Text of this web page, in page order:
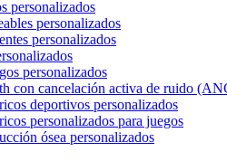
personalizados
personalizados
personalizados
personalizados
con cancelación activa de ruido
deportivos personalizados
personalizados para juegos
ósea personalizados